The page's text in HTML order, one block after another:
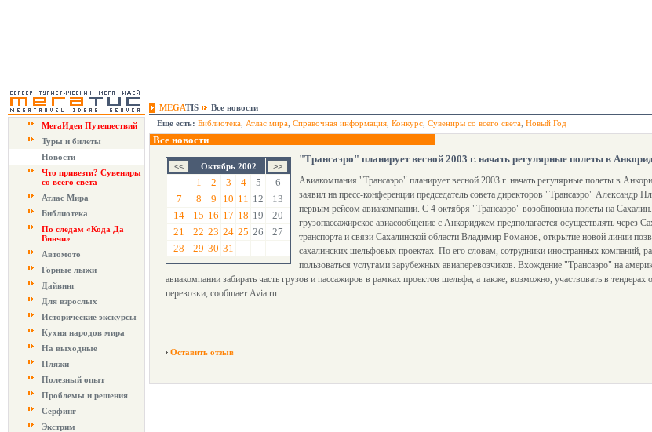
MEGATIS
Все новости
МегаИдеи Путешествий
Туры и билеты
Новости
Что привезти? Сувениры
со всего света
Атлас Мира
Библиотека
По следам «Кода Да
Винчи»
Автомото
Горные лыжи
Дайвинг
Для взрослых
Исторические экскурсы
Кухня народов мира
На выходные
Пляжи
Полезный опыт
Проблемы и решения
Серфинг
Экстрим
Еще есть: Библиотека Атлас мира Справочная информация Конкурс Сувениры со всего света Новый Год
Все новости
Октябрь 2002
1 2 3 4 5
6
7
8 9 10 11 12
13
14
15 16 17 18 19
20
21
22 23 24 25 26
27
28
29 30 31
"Трансаэро" планирует весной 2003 г. начать регулярные полеты в
Авиакомпания "Трансаэро" планирует весной 2003 г. начать регулярные полеты в
заявил на пресс-конференции председатель совета директоров "Трансаэро"
первым рейсом авиакомпании. С 4 октября "Трансаэро" возобновила полеты на
грузопассажирское авиасообщение с Анкориджем предполагается осуществлять через
транспорта и связи Сахалинской области Владимир Романов, открытие новой линии
сахалинских шельфовых проектах. По его словам, сотрудники иностранных компаний,
пользоваться услугами зарубежных авиаперевозчиков. Вхождение "Трансаэро" на
авиакомпании забирать часть грузов и пассажиров в рамках проектов шельфа, а также, возможно, участвовать в тендерах
перевозки, сообщает Avia.ru.
Оставить отзыв